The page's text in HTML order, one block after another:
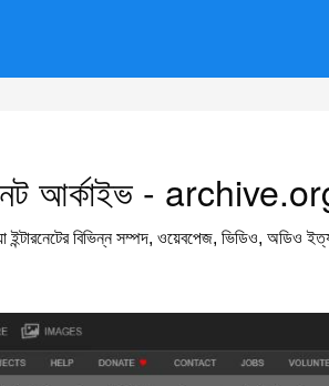
আর্কাইভ -
বিভিন্ন সম্পদ, ওয়েবপেজ, ভিডিও, অডিও